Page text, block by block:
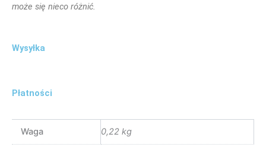
może się nieco różnić.
Wysyłka
Płatności
Waga 0,22 kg